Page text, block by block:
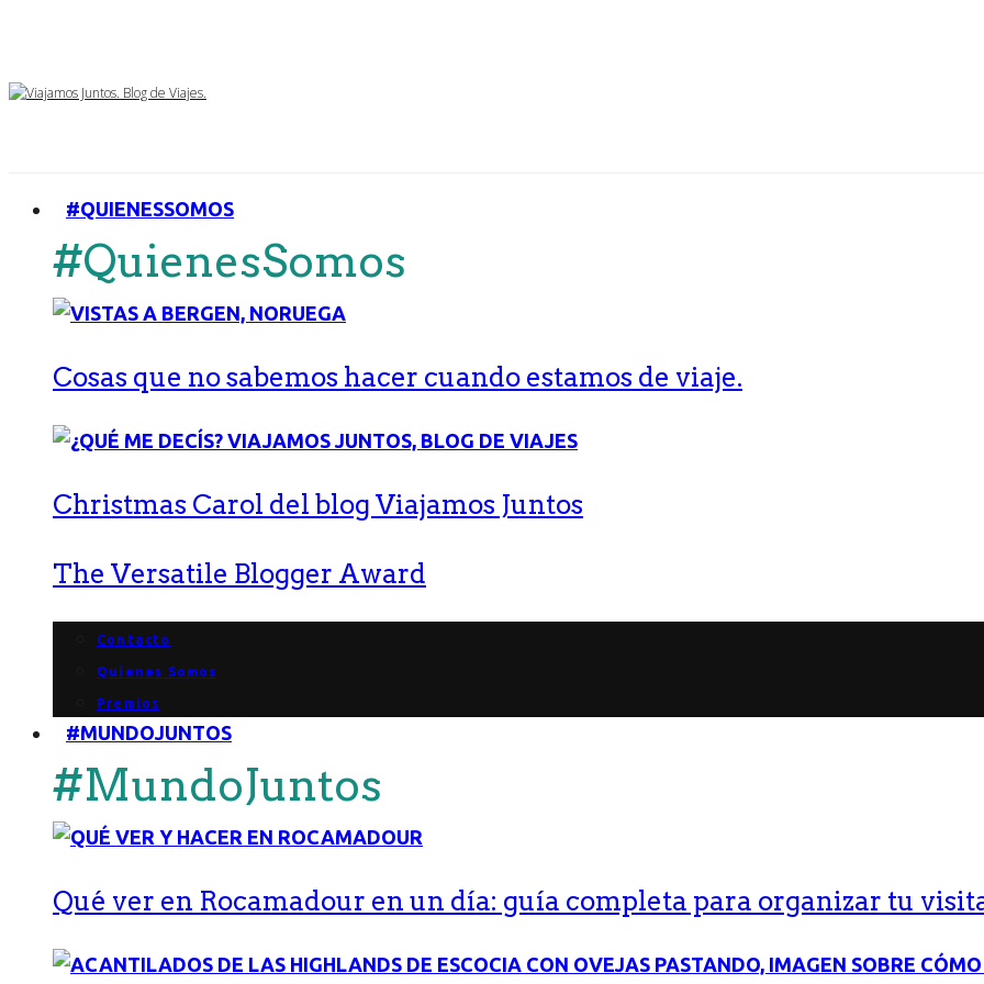
#QUIENESSOMOS
#QuienesSomos
Cosas que no sabemos hacer cuando estamos de viaje.
Christmas Carol del blog Viajamos Juntos
The Versatile Blogger Award
Contacto
Quienes Somos
Premios
#MUNDOJUNTOS
#MundoJuntos
Qué ver en Rocamadour en un día: guía completa para organizar tu